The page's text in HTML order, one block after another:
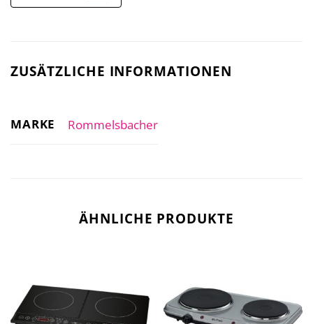
ZUSÄTZLICHE INFORMATIONEN
MARKE Rommelsbacher
ÄHNLICHE PRODUKTE